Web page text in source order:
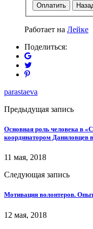
Оплатить
Работает на Лейке
Поделиться:
parastaeva
Предыдущая запись
Основная роль человека в
координатором Даниловцев
11 мая, 2018
Следующая запись
Мотивация волонтеров.
12 мая, 2018